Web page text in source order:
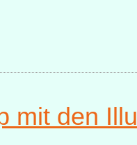
mit den